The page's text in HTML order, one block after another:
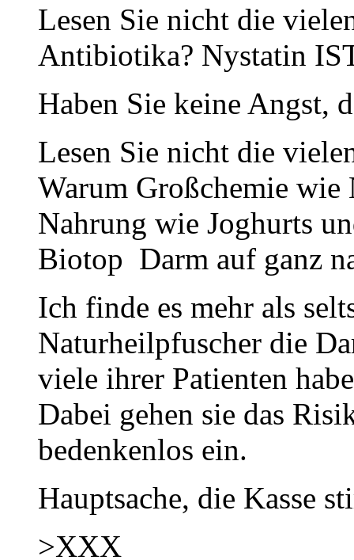
Lesen Sie nicht die
Antibiotika? Nystatin
Haben Sie keine Angst,
Lesen Sie nicht die
Warum Großchemie
Nahrung wie Joghurts
Biotop Darm auf ganz
Ich finde es mehr als
Naturheilpfuscher die
viele ihrer Patienten
Dabei gehen sie das
bedenkenlos ein.
Hauptsache, die Kasse
>XXX